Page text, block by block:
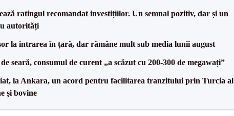
ratingul recomandat investițiilor. Un semnal pozitiv, dar și un
autorități
la intrarea în țară, dar rămâne mult sub media lunii august
seară, consumul de curent „a scăzut cu 200-300 de megawați”
la Ankara, un acord pentru facilitarea tranzitului prin Turcia al
și bovine